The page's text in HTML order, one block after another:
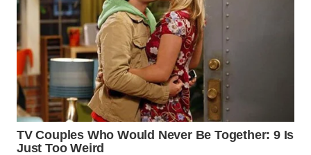
WN DELI
SERDANG
WN
TEBING
TINGGI
WN
PAKPAK